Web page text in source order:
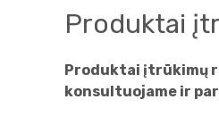
Produktai
Produktai įtrūkimų
konsultuojame ir